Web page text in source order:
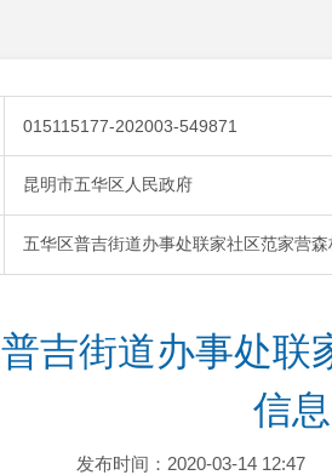
015115177-202003-549871
昆明市五华区人民政府
五华区普吉街道办事处联家社区范家营森
吉街道办事处联
信息
发布时间：2020-03-14 12:47